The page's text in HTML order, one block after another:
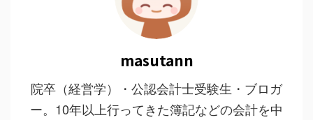
masutann
院卒（経営学）・公認会計士受験生・ブロガ
ー。10年以上行ってきた簿記などの会計を中